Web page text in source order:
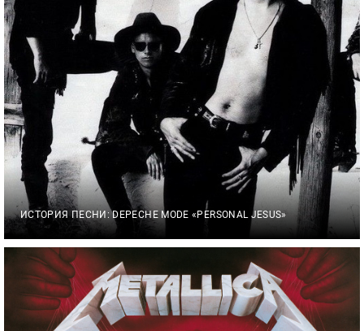
ИСТОРИЯ ПЕСНИ: DEPECHE MODE «PERSONAL JESUS»